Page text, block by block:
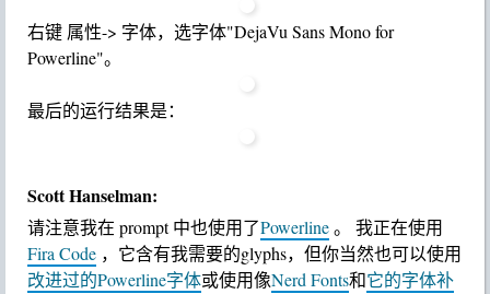
对于windows 10中 WSL
独立的默认Bash窗口，只能选
择字体"DejaVu Sans Mono for Powerline"，可以在界面上
开始菜单中搜索 bash 并打开，
最后的运行结果是：